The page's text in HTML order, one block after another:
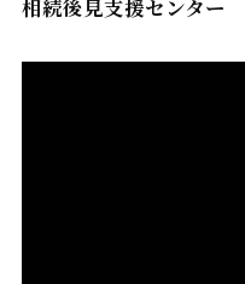
相続後見支援センター